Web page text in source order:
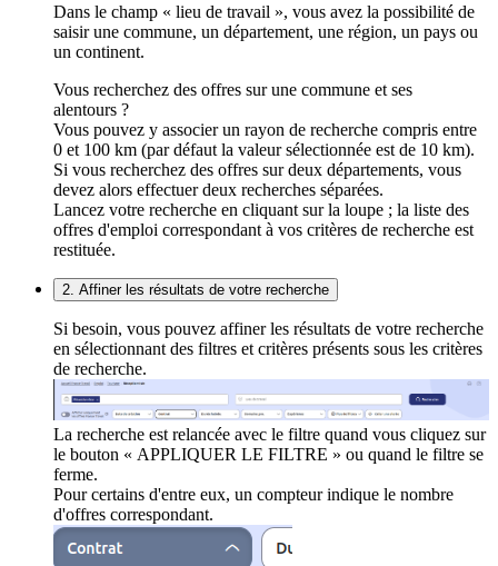
Dans le champ « lieu de travail », vous avez la possibilité de
saisir une commune, un département, une région, un pays ou
un continent.
Vous recherchez des offres sur une commune et ses
alentours ?
Vous pouvez y associer un rayon de recherche compris entre
0 et 100 km (par défaut la valeur sélectionnée est de 10 km).
Si vous recherchez des offres sur deux départements, vous
devez alors effectuer deux recherches séparées.
Lancez votre recherche en cliquant sur la loupe ; la liste des
offres d'emploi correspondant à vos critères de recherche est
restituée.
2. Affiner les résultats de votre recherche
Si besoin, vous pouvez affiner les résultats de votre recherche
en sélectionnant des filtres et critères présents sous les critères
de recherche.
La recherche est relancée avec le filtre quand vous cliquez sur
le bouton « APPLIQUER LE FILTRE » ou quand le filtre se
ferme.
Pour certains d'entre eux, un compteur indique le nombre
d'offres correspondant.